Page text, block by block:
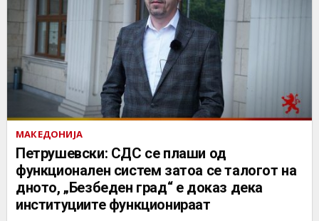
МАКЕДОНИЈА
Петрушевски: СДС се плаши од
функционален систем затоа се талогот на
дното, „Безбеден град“ е доказ дека
институциите функционираат